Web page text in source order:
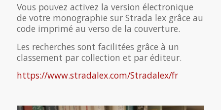
Vous pouvez activez la version électronique
de votre monographie sur Strada lex grâce au
code imprimé au verso de la couverture.
Les recherches sont facilitées grâce à un
classement par collection et par éditeur.
https://www.stradalex.com/Stradalex/fr